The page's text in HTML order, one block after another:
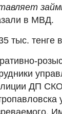
в МВД.
тыс. тенге
ДП